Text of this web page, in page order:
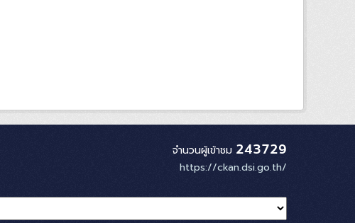
จำนวนผู้เข้าชม 243729
https://ckan.dsi.go.th/